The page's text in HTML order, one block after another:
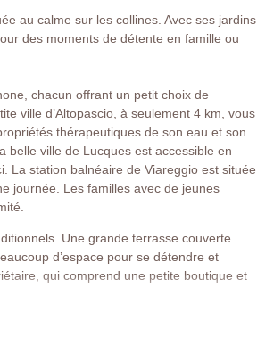
au calme sur les collines. Avec ses jardins
des moments de détente en famille ou
chacun offrant un petit choix de
ville d’Altopascio, à seulement 4 km, vous
thérapeutiques de son eau et son
belle ville de Lucques est accessible en
La station balnéaire de Viareggio est située
journée. Les familles avec de jeunes
Une grande terrasse couverte
d’espace pour se détendre et
qui comprend une petite boutique et